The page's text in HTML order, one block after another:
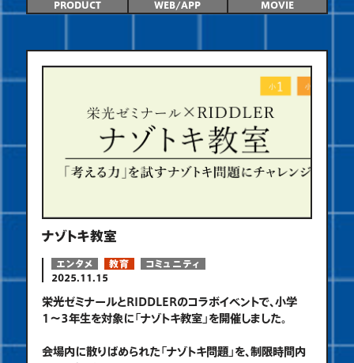
PRODUCT
WEB/APP MOVIE
ナゾトキ教室
エンタメ 教育
コミュニティ
2025.11.15
栄光ゼミナールとRIDDLERのコラボイベントで、小学
1〜3年生を対象に「ナゾトキ教室」を開催しました。
会場内に散りばめられた「ナゾトキ問題」を、制限時間内